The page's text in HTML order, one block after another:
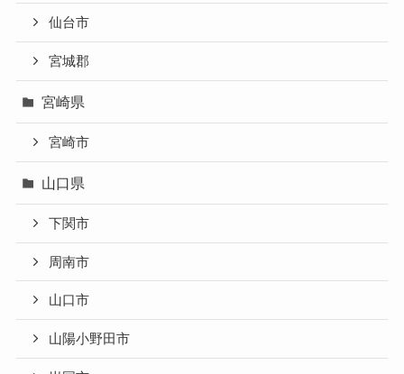
仙台市
宮城郡
宮崎県
宮崎市
山口県
下関市
周南市
山口市
山陽小野田市